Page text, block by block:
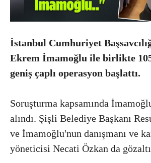
İstanbul Cumhuriyet
Ekrem İmamoğlu ile birlikte
geniş çaplı operasyon başlattı.
Soruşturma kapsamında
alındı. Şişli Belediye Başkanı
ve İmamoğlu'nun danışmanı ve
yöneticisi Necati Özkan da